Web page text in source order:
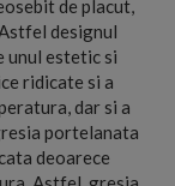
de placut,
designul
unul estetic si
ridicate si a
dar si a
portelanata
deoarece